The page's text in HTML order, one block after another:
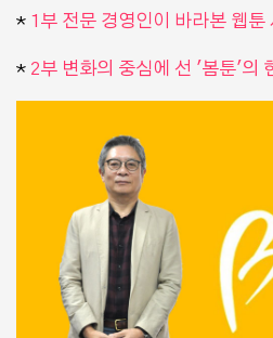
* 1부 전문 경영인이 바라본 웹툰
* 2부 변화의 중심에 선 '봄툰'의